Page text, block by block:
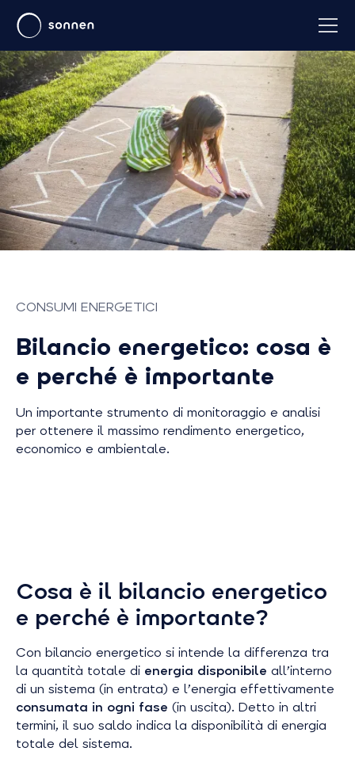
CONSUMI ENERGETICI
Bilancio energetico: cosa è
e perché è importante
Un importante strumento di monitoraggio e analisi
per ottenere il massimo rendimento energetico,
economico e ambientale.
Cosa è il bilancio energetico
e perché è importante?
Con bilancio energetico si intende la differenza tra
la quantità totale di energia disponibile all’interno
di un sistema (in entrata) e l’energia effettivamente
consumata in ogni fase (in uscita). Detto in altri
termini, il suo saldo indica la disponibilità di energia
totale del sistema.